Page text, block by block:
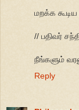
மறக்க
// பதிவர்
நீங்களும்
Reply